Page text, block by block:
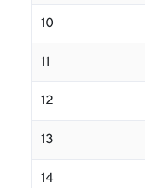
10
11
12
13
14